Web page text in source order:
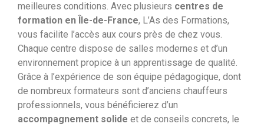
meilleures conditions. Avec plusieurs centres de
formation en Île-de-France, L’As des Formations,
vous facilite l’accès aux cours près de chez vous.
Chaque centre dispose de salles modernes et d’un
environnement propice à un apprentissage de qualité.
Grâce à l’expérience de son équipe pédagogique, dont
de nombreux formateurs sont d’anciens chauffeurs
professionnels, vous bénéficierez d’un
accompagnement solide et de conseils concrets, le